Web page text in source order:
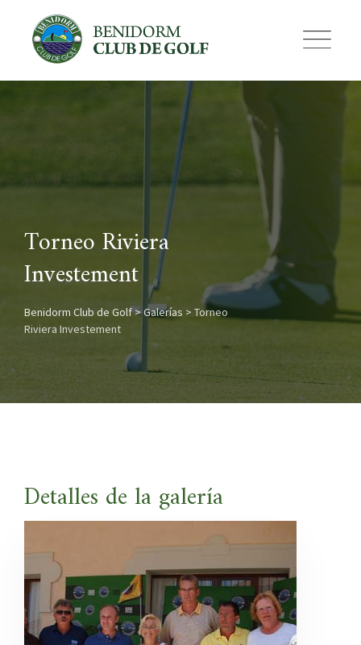
content
Torneo Riviera
Investement
Benidorm Club de Golf>Galerías > Torneo
Riviera Investement
Detalles de la galería